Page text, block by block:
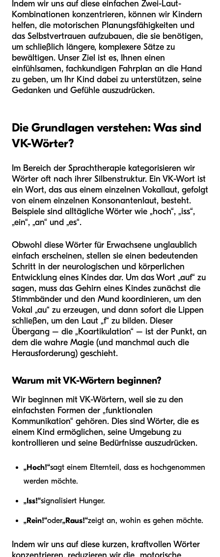
Indem wir uns auf diese einfachen Zwei-Laut-
Kombinationen konzentrieren, können wir Kindern
helfen, die motorischen Planungsfähigkeiten und
das Selbstvertrauen aufzubauen, die sie benötigen,
um schließlich längere, komplexere Sätze zu
bewältigen. Unser Ziel ist es, Ihnen einen
einfühlsamen, fachkundigen Fahrplan an die Hand
zu geben, um Ihr Kind dabei zu unterstützen, seine
Gedanken und Gefühle auszudrücken.
Die Grundlagen verstehen: Was sind
VK-Wörter?
Im Bereich der Sprachtherapie kategorisieren wir
Wörter oft nach ihrer Silbenstruktur. Ein VK-Wort ist
ein Wort, das aus einem einzelnen Vokallaut, gefolgt
von einem einzelnen Konsonantenlaut, besteht.
Beispiele sind alltägliche Wörter wie „hoch“, „iss“,
„ein“, „an“ und „es“.
Obwohl diese Wörter für Erwachsene unglaublich
einfach erscheinen, stellen sie einen bedeutenden
Schritt in der neurologischen und körperlichen
Entwicklung eines Kindes dar. Um das Wort „auf“ zu
sagen, muss das Gehirn eines Kindes zunächst die
Stimmbänder und den Mund koordinieren, um den
Vokal „au“ zu erzeugen, und dann sofort die Lippen
schließen, um den Laut „f“ zu bilden. Dieser
Übergang – die „Koartikulation“ – ist der Punkt, an
dem die wahre Magie (und manchmal auch die
Herausforderung) geschieht.
Warum mit VK-Wörtern beginnen?
Wir beginnen mit VK-Wörtern, weil sie zu den
einfachsten Formen der „funktionalen
Kommunikation“ gehören. Dies sind Wörter, die es
einem Kind ermöglichen, seine Umgebung zu
kontrollieren und seine Bedürfnisse auszudrücken.
„Hoch!“sagt einem Elternteil, dass es hochgenommen
werden möchte.
„Iss!“signalisiert Hunger.
„Rein!“oder„Raus!“zeigt an, wohin es gehen möchte.
Indem wir uns auf diese kurzen, kraftvollen Wörter